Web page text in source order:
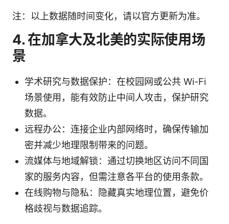
注：以上数据随时间变化，请以官方更新为准。
4. 在加拿大及北美的实际使用场
景
学术研究与数据保护：在校园网或公共 Wi-Fi
场景使用，能有效防止中间人攻击，保护研究
数据。
远程办公：连接企业内部网络时，确保传输加
密并减少地理限制带来的问题。
流媒体与地域解锁：通过切换地区访问不同国
家的服务内容，但需注意各平台的使用条款。
在线购物与隐私：隐藏真实地理位置，避免价
格歧视与数据追踪。